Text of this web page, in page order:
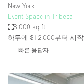
New York
Event Space in Tribeca
8,000 sq ft
하루에 $12,000부터 시작
빠른 응답자